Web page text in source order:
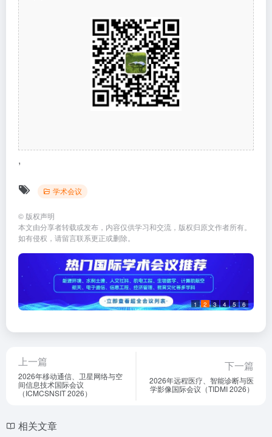
,
学术会议
© 版权声明
本文由分享者转载或发布，内容仅供学习和交流，版权归原文作者所有。
如有侵权，请留言联系更正或删除。
1 2 3 4 5 6
上一篇
2026年移动通信、卫星网络与空
间信息技术国际会议
（ICMCSNSIT 2026）
下一篇
2026年远程医疗、智能诊断与医
学影像国际会议（TIDMI 2026）
相关文章